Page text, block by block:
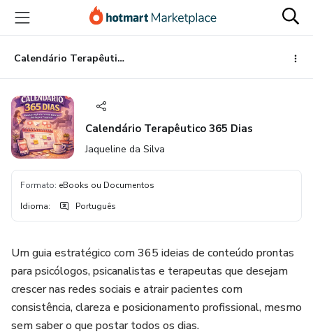
para
conteúdo
principal
para
pagamento
para
rodapé
Calendário Terapêutico 365 Dias
Calendário Terapêutico 365 Dias
Jaqueline da Silva
Formato: eBooks ou Documentos
Idioma: Português
Um guia estratégico com 365 ideias de conteúdo prontas
para psicólogos, psicanalistas e terapeutas que desejam
crescer nas redes sociais e atrair pacientes com
consistência, clareza e posicionamento profissional, mesmo
sem saber o que postar todos os dias.